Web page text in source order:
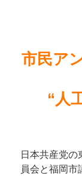
市民ア
“人
日本共産党の
員会と福岡市